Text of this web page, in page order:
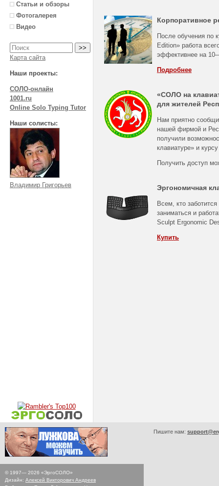
Статьи и обзоры
Фотогалерея
Видео
Карта сайта
Наши проекты:
СОЛО-онлайн
1001.ru
Online Solo Typing Tutor
Наши солисты:
Владимир Григорьев
Корпоративное
После обучения по
Edition» работа
эффективнее на
Подробнее
«СОЛО на
для жителей
Нам приятно
нашей фирмой и
получили
клавиатуре» и
Получить доступ
Эргономичная
Всем, кто
заниматься и
Sculpt Ergonomic
Купить
© 1997— 2026 «ЭргоСОЛО»
Дизайн: Алексей Викторович Андреев
Пишите нам: